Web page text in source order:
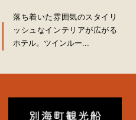
落ち着いた雰囲気のスタイリ
ッシュなインテリアが広がる
ホテル。ツインルー...